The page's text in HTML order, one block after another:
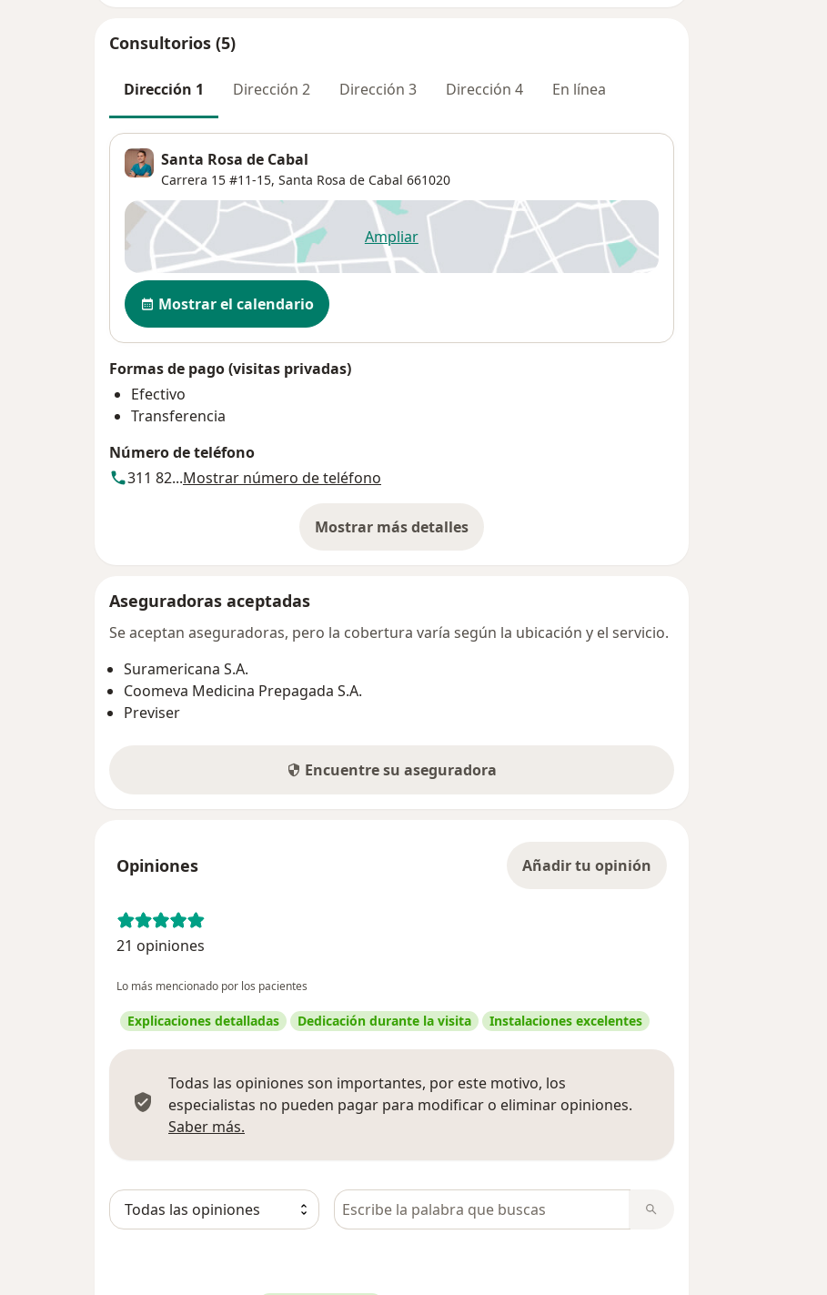
Consultorios (5)
Dirección 1 Dirección 2 Dirección 3 Dirección 4 En línea
Santa Rosa de Cabal
Carrera 15 #11-15, Santa Rosa de Cabal 661020
Ampliarse abre en una nueva pestaña
Disponibilidad
Mostrar el calendario
Formas de pago (visitas privadas)
Efectivo
Transferencia
Número de teléfono
311 82...Mostrar número de teléfono
Mostrar más detalles
sobre la dirección
Aseguradoras aceptadas
Se aceptan aseguradoras, pero la cobertura varía según la ubicación y el servicio.
Suramericana S.A.
Coomeva Medicina Prepagada S.A.
Previser
Encuentre su aseguradora
Opiniones Añadir tu opinión
21 opiniones
Lo más mencionado por los pacientes
Explicaciones detalladas Dedicación durante la visita Instalaciones excelentes
Todas las opiniones son importantes, por este motivo, los
especialistas no pueden pagar para modificar o eliminar opiniones.
Saber más.
Busca en opiniones